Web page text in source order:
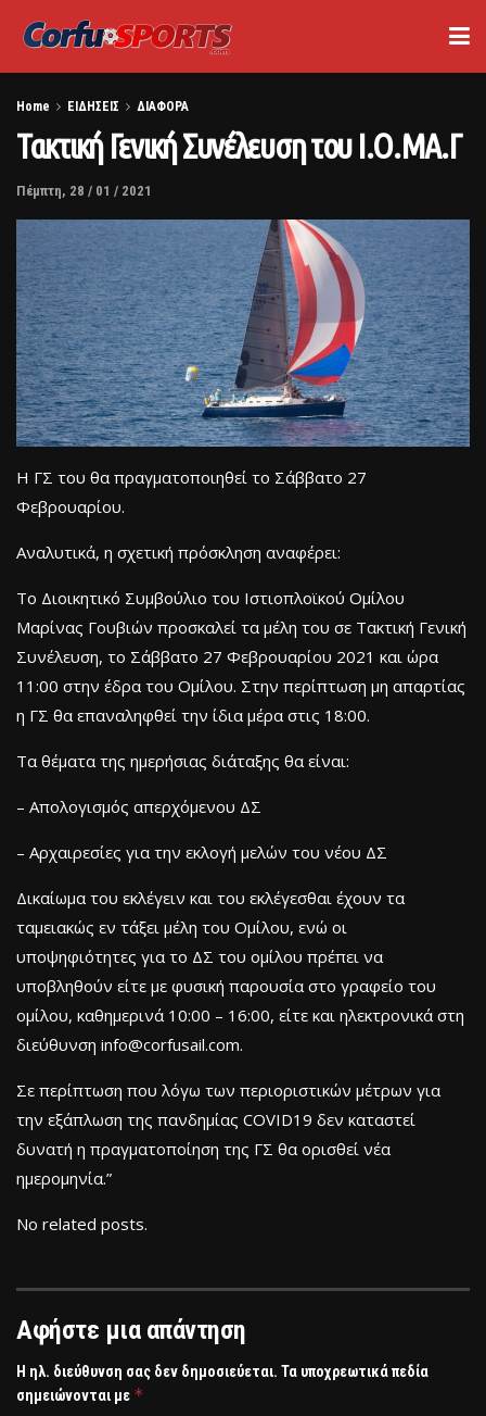
Home ΕΙΔΗΣΕΙΣ ΔΙΑΦΟΡΑ
Τακτική Γενική Συνέλευση του Ι.Ο.ΜΑ.Γ
Πέμπτη, 28 / 01 / 2021
Η ΓΣ του θα πραγματοποιηθεί το Σάββατο 27
Φεβρουαρίου.
Αναλυτικά, η σχετική πρόσκληση αναφέρει:
Το Διοικητικό Συμβούλιο του Ιστιοπλοϊκού Ομίλου
Μαρίνας Γουβιών προσκαλεί τα μέλη του σε Τακτική Γενική
Συνέλευση, το Σάββατο 27 Φεβρουαρίου 2021 και ώρα
11:00 στην έδρα του Ομίλου. Στην περίπτωση μη απαρτίας
η ΓΣ θα επαναληφθεί την ίδια μέρα στις 18:00.
Τα θέματα της ημερήσιας διάταξης θα είναι:
– Απολογισμός απερχόμενου ΔΣ
– Αρχαιρεσίες για την εκλογή μελών του νέου ΔΣ
Δικαίωμα του εκλέγειν και του εκλέγεσθαι έχουν τα
ταμειακώς εν τάξει μέλη του Ομίλου, ενώ οι
υποψηφιότητες για το ΔΣ του ομίλου πρέπει να
υποβληθούν είτε με φυσική παρουσία στο γραφείο του
ομίλου, καθημερινά 10:00 – 16:00, είτε και ηλεκτρονικά στη
διεύθυνση info@corfusail.com.
Σε περίπτωση που λόγω των περιοριστικών μέτρων για
την εξάπλωση της πανδημίας COVID19 δεν καταστεί
δυνατή η πραγματοποίηση της ΓΣ θα ορισθεί νέα
ημερομηνία.”
No related posts.
Αφήστε μια απάντηση
Η ηλ. διεύθυνση σας δεν δημοσιεύεται. Τα υποχρεωτικά πεδία
σημειώνονται με *